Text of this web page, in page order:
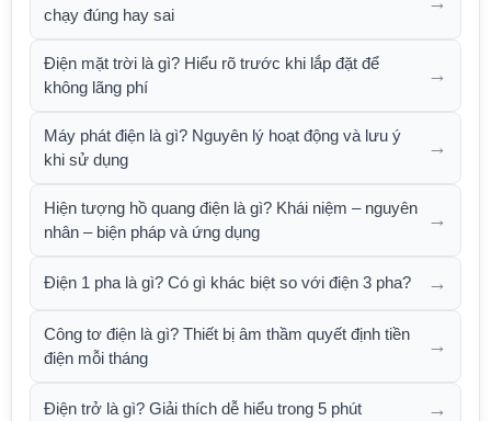
chạy đúng hay sai
Điện mặt trời là gì? Hiểu rõ trước khi lắp đặt để
không lãng phí
→
Máy phát điện là gì? Nguyên lý hoạt động và lưu ý
khi sử dụng
→
Hiện tượng hồ quang điện là gì? Khái niệm – nguyên
nhân – biện pháp và ứng dụng
→
Điện 1 pha là gì? Có gì khác biệt so với điện 3 pha? →
Công tơ điện là gì? Thiết bị âm thầm quyết định tiền
điện mỗi tháng
→
Điện trở là gì? Giải thích dễ hiểu trong 5 phút →